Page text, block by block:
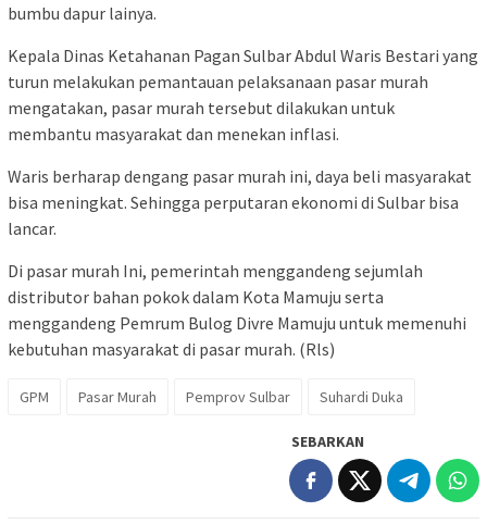
bumbu dapur lainya.
Kepala Dinas Ketahanan Pagan Sulbar Abdul Waris Bestari yang
turun melakukan pemantauan pelaksanaan pasar murah
mengatakan, pasar murah tersebut dilakukan untuk
membantu masyarakat dan menekan inflasi.
Waris berharap dengang pasar murah ini, daya beli masyarakat
bisa meningkat. Sehingga perputaran ekonomi di Sulbar bisa
lancar.
Di pasar murah Ini, pemerintah menggandeng sejumlah
distributor bahan pokok dalam Kota Mamuju serta
menggandeng Pemrum Bulog Divre Mamuju untuk memenuhi
kebutuhan masyarakat di pasar murah. (Rls)
GPM Pasar Murah Pemprov Sulbar Suhardi Duka
SEBARKAN